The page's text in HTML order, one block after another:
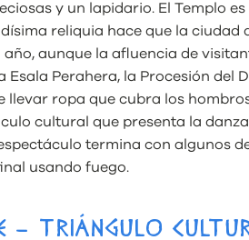
y un lapidario. El Templo
reliquia hace que la ciudad
aunque la afluencia de
Perahera, la Procesión del
llevar ropa que cubra los
cultural que presenta la
termina con algunos
usando fuego.
TRIÁNGULO